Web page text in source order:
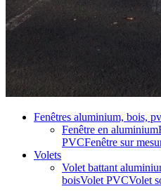
Fenêtres aluminium, bois,
Fenêtre en aluminium
PVCFenêtre sur
Volets
Volet battant
boisVolet PVCVolet